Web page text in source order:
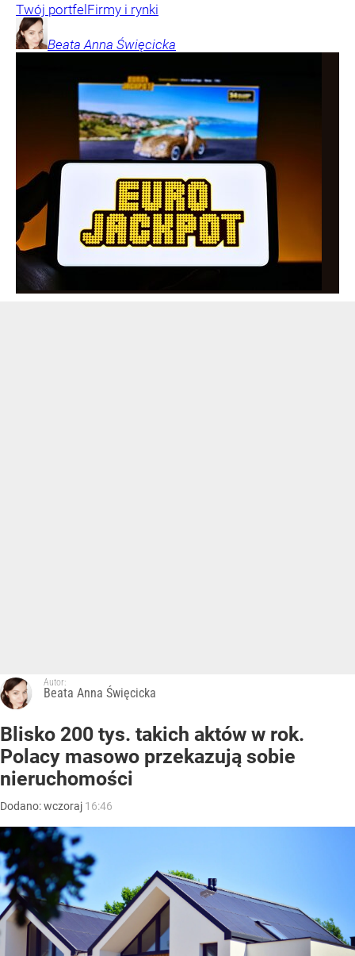
Twój portfelFirmy i rynki
Beata Anna Święcicka
Autor:
Beata Anna Święcicka
Blisko 200 tys. takich aktów w rok.
Polacy masowo przekazują sobie
nieruchomości
Dodano:wczoraj 16:46